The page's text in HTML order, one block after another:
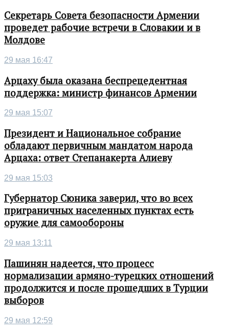
Секретарь Совета безопасности Армении
проведет рабочие встречи в Словакии и в
Молдове
29 мая 16:47
Арцаху была оказана беспрецедентная
поддержка: министр финансов Армении
29 мая 15:07
Президент и Национальное собрание
обладают первичным мандатом народа
Арцаха: ответ Степанакерта Алиеву
29 мая 15:03
Губернатор Сюника заверил, что во всех
приграничных населенных пунктах есть
оружие для самообороны
29 мая 13:11
Пашинян надеется, что процесс
нормализации армяно-турецких отношений
продолжится и после прошедших в Турции
выборов
29 мая 12:59